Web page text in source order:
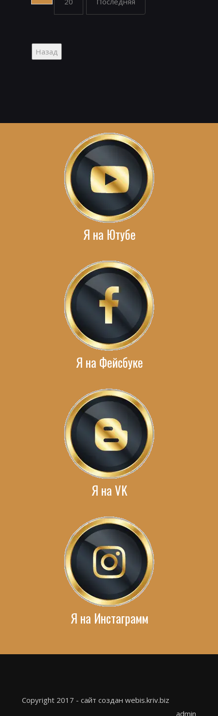
Я на Ютубе
Я на Фейсбуке
Я на VK
Я на Инстаграмм
Copyright 2017 - сайт создан webis.kriv.biz
admin